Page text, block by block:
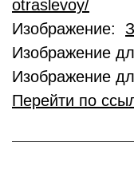
otraslevoy/
Изображение:
Изображение
Изображение
Перейти по